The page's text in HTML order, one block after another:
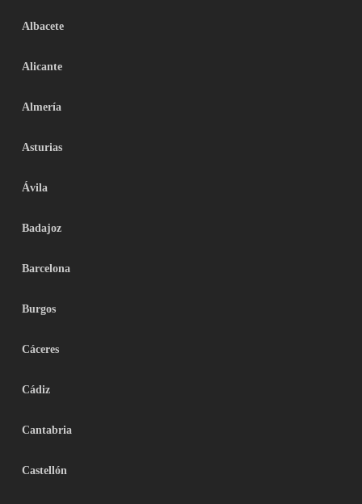
Albacete
Alicante
Almería
Asturias
Ávila
Badajoz
Barcelona
Burgos
Cáceres
Cádiz
Cantabria
Castellón